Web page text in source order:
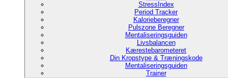
StressIndex
Period Tracker
Kalorieberegner
Pulszone Beregner
Mentaliseringsguiden
Livsbalancen
Kærestebarometeret
Din Kropstype & Træningskode
Mentaliseringsguiden
Trainer